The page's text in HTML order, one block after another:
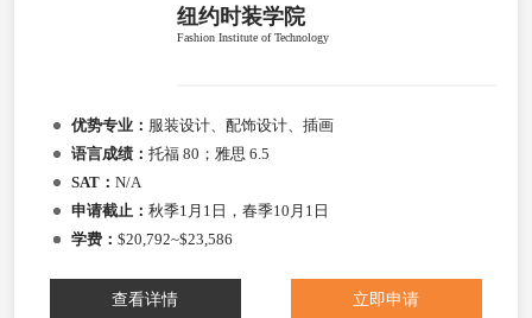
纽约时装学院
Fashion Institute of Technology
优势专业： 服装设计、配饰设计、插画
语言成绩： 托福 80；雅思 6.5
SAT： N/A
申请截止： 秋季1月1日，春季10月1日
学费： $20,792~$23,586
查看详情 立即申请